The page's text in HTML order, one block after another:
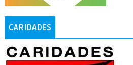
CARIDADES